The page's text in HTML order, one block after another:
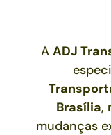
A ADJ
Brasília,
mudanças